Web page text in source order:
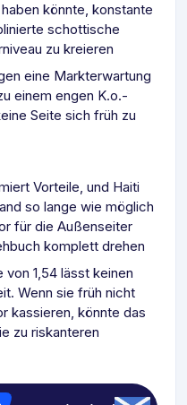
könnte, konstante
schottische
zu kreieren
eine Markterwartung
einem engen K.o.-
Seite sich früh zu
Vorteile, und Haiti
so lange wie möglich
für die Außenseiter
komplett drehen
1,54 lässt keinen
Wenn sie früh nicht
kassieren, könnte das
zu riskanteren